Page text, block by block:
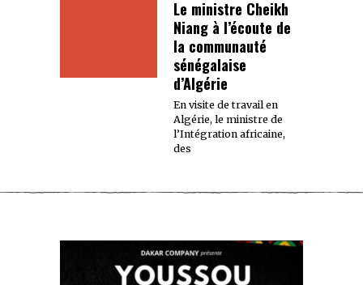
Le ministre Cheikh
Niang à l’écoute de
la communauté
sénégalaise
d’Algérie
En visite de travail en
Algérie, le ministre de
l’Intégration africaine,
des